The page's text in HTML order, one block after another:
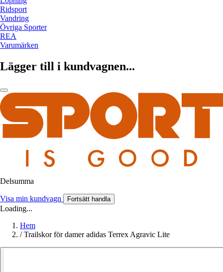
Ridsport
Vandring
Övriga Sporter
REA
Varumärken
Lägger till i kundvagnen...
Delsumma
Visa min kundvagn Fortsätt handla
Loading...
Hem
/ Trailskor för damer adidas Terrex Agravic Lite